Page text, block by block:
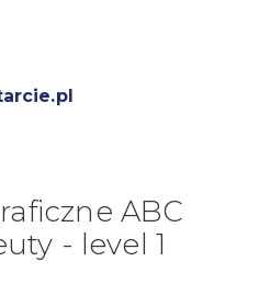
ABC
- level 1